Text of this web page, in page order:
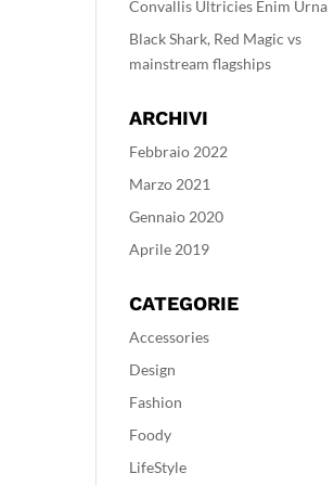
Convallis Ultricies Enim Urna
Black Shark, Red Magic vs
mainstream flagships
ARCHIVI
Febbraio 2022
Marzo 2021
Gennaio 2020
Aprile 2019
CATEGORIE
Accessories
Design
Fashion
Foody
LifeStyle